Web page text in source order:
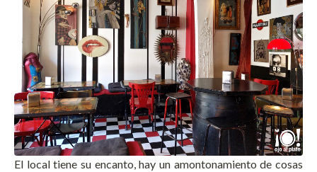
El local tiene su encanto, hay un amontonamiento de cosas